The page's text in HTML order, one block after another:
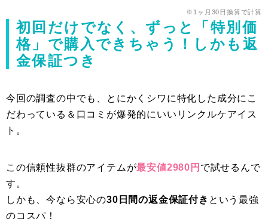
※1ヶ月30日換算で計算
初回だけでなく、ずっと「特別価
格」で購入できちゃう！しかも返
金保証つき
今回の調査の中でも、とにかくシワに特化した成分にこ
だわっている＆口コミが爆発的にいいリンクルケアイス
ト。
この信頼性抜群のアイテムが最安値2980円 で試せるんで
す。
しかも、今なら安心の30日間の返金保証付き という最強
のコスパ！